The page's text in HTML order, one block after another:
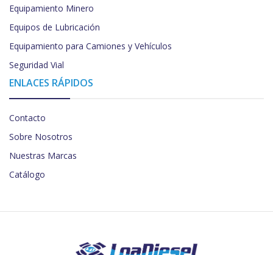
Equipamiento Minero
Equipos de Lubricación
Equipamiento para Camiones y Vehículos
Seguridad Vial
ENLACES RÁPIDOS
Contacto
Sobre Nosotros
Nuestras Marcas
Catálogo